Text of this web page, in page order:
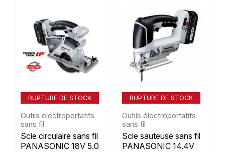
RUPTURE DE STOCK
Outils électroportatifs
sans fil
Scie circulaire sans fil
PANASONIC 18V 5.0
RUPTURE DE STOCK
Outils électroportatifs
sans fil
Scie sauteuse sans fil
PANASONIC 14.4V